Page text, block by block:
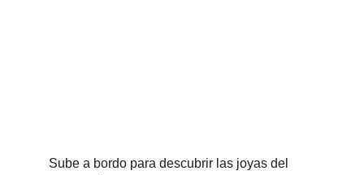
Sube a bordo para descubrir las joyas del